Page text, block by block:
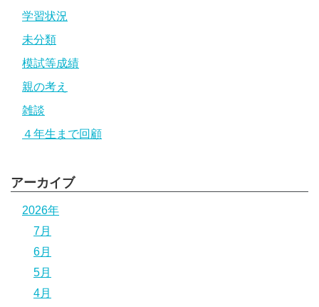
学習状況
未分類
模試等成績
親の考え
雑談
４年生まで回顧
アーカイブ
2026年
7月
6月
5月
4月